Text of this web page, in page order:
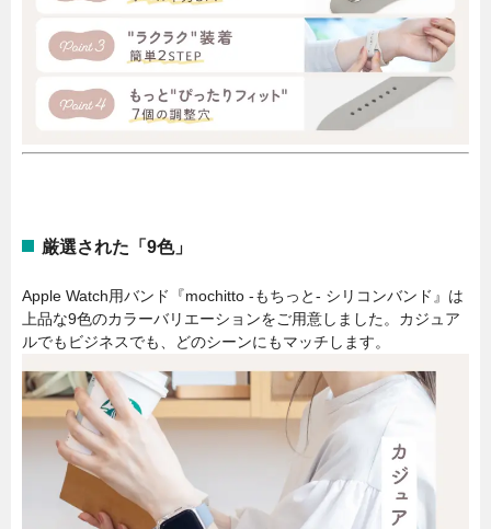
厳選された「9色」
Apple Watch用バンド『mochitto -もちっと- シリコンバンド』は
上品な9色のカラーバリエーションをご用意しました。カジュア
ルでもビジネスでも、どのシーンにもマッチします。